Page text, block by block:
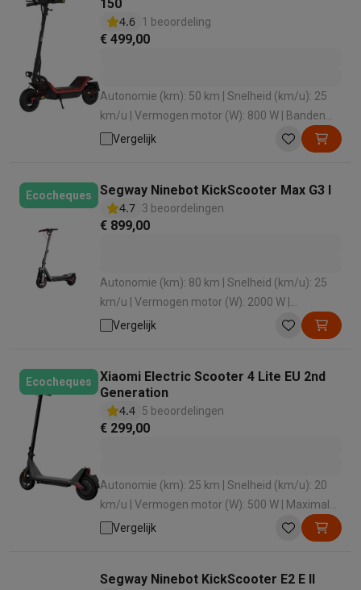
150
4.6 1 beoordeling
€ 499,00
Autonomie (km): 50 km | Snelheid (km/u): 25
km/u | Vermogen motor (W): 800 W | Banden
(inch): 10 inch | Capaciteit (mAh): 15600 mAh
Vergelijk
Ecocheques
Segway Ninebot KickScooter Max G3 I
4.7 3 beoordelingen
€ 899,00
Autonomie (km): 80 km | Snelheid (km/u): 25
km/u | Vermogen motor (W): 2000 W |
Maximale belasting: 130 kg | Hellingsgraad (°):
Vergelijk
Ecocheques
Xiaomi Electric Scooter 4 Lite EU 2nd
Generation
4.4 5 beoordelingen
€ 299,00
Autonomie (km): 25 km | Snelheid (km/u): 20
km/u | Vermogen motor (W): 500 W | Maximale
belasting: 100 kg | Hellingsgraad (°): 15 °
Vergelijk
Segway Ninebot KickScooter E2 E II